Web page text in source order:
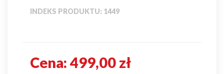
INDEKS PRODUKTU: 1449
Cena: 499,00 zł